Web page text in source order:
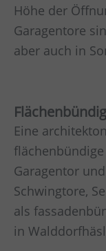
Höhe der
Garagentore
aber auch in
Eine
Garagentor
Schwingtore,
als
in